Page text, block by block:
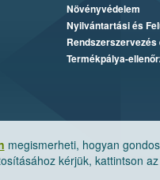
megismerheti, hogyan
kérjük, kattintson az
Növényvédelem
Nyilvántartási és
Termékpálya-